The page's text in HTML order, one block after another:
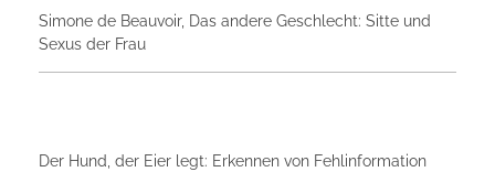
Simone de Beauvoir, Das andere Geschlecht: Sitte und
Sexus der Frau
Der Hund, der Eier legt: Erkennen von Fehlinformation